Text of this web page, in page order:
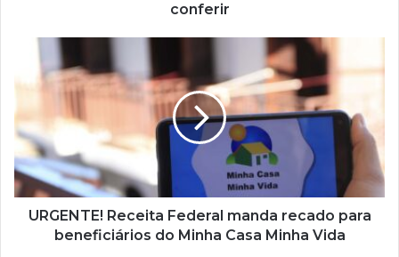
conferir
Receita
Federal
recado
para
beneficiários
do
Minha
CasaURGENTE! Receita Federal manda recado para
beneficiários do Minha Casa Minha Vida